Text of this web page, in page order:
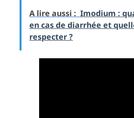
A lire aussi : Imodium :
en cas de diarrhée et
respecter ?